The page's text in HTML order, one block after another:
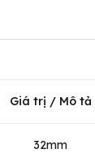
Giá trị / Mô tả
32mm